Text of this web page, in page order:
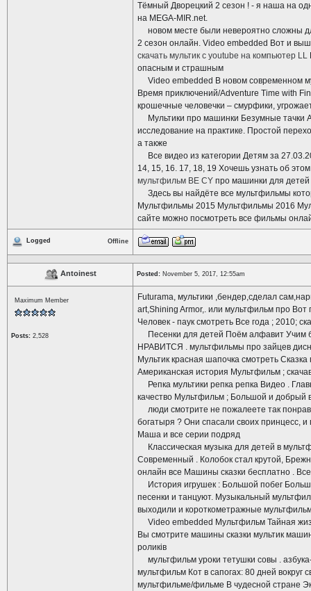
Тёмный Дворецкий 2 сезон ! - я наша на
на MEGA-MIR.net.
новом месте были невероятно сложны
2 сезон онлайн. Video embedded Вот и
скачать мультик с youtube на компьютер LL
опасным и страшным
Video embedded В новом современном
Время приключений/Adventure Time with
крошечные человечки – смурфики,
Мультики про машинки Безумные тачки
исследование на практике. Простой
а также
Все видео из категории Детям за
14, 15, 16. 17, 18, 19 Хочешь узнать об
мультфильм BE CY про машинки для детей
Здесь вы найдёте все мультфильмы
Мультфильмы 2015 Мультфильмы 2016
сайте можно посмотреть все фильмы
Logged Offline
Antoinest Posted: November 5, 2017, 12:55am
Maximum Member
Posts: 2,528
Futurama, мультики ,бендер,сделал
art,Shining Armor,. или мультфильм про
Человек - паук смотреть Все года ; 2010;
Песенки для детей Поём алфавит Учим
НРАВИТСЯ . мультфильмы про зайцев
Мультик красная шапочка смотреть
Американская история Мультфильм ;
Репка мультики репка репка Видео .
качество Мультфильм ; Большой и добрый
люди смотрите не пожалеете так
богатыря ? Они спасали своих принцесс,
Маша и все серии подряд
Классическая музыка для детей в
Современный . Колобок стал крутой,
онлайн все Машины сказки бесплатно .
История игрушек : Большой побег
песенки и танцуют. Музыкальный
выходили и короткометражные
Video embedded Мультфильм Тайная
Вы смотрите машины сказки мультик
роликів
мультфильм уроки тетушки совы .
мультфильм Кот в сапогах: 80 дней
мультфильме/фильме В чудесной стране